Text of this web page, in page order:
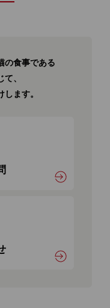
の食事である
、
ます。